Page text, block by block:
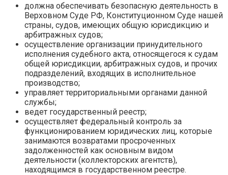
должна обеспечивать безопасную деятельность в
Верховном Суде РФ, Конституционном Суде нашей
страны, судов, имеющих общую юрисдикцию и
арбитражных судов;
осуществление организации принудительного
исполнения судебного акта, относящегося к судам
общей юрисдикции, арбитражных судов, и прочих
подразделений, входящих в исполнительное
производство;
управляет территориальными органами данной
службы;
ведет государственный реестр;
осуществляет федеральный контроль за
функционированием юридических лиц, которые
занимаются возвратами просроченных
задолженностей как основным видом
деятельности (коллекторских агентств),
находящимся в государственном реестре.